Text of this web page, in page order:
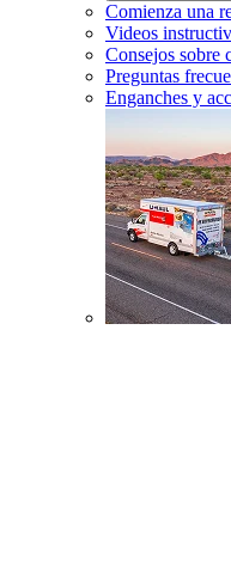
Comienza una
Videos
Consejos sobre
Preguntas
Enganches y